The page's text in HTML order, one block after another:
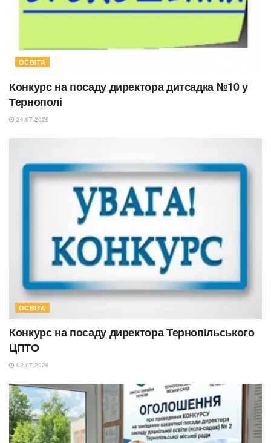
ОСВІТА
Конкурс на посаду директора дитсадка №10 у
Тернополі
24.07.2026
ОСВІТА
Конкурс на посаду директора Тернопільського
ЦПТО
02.07.2026